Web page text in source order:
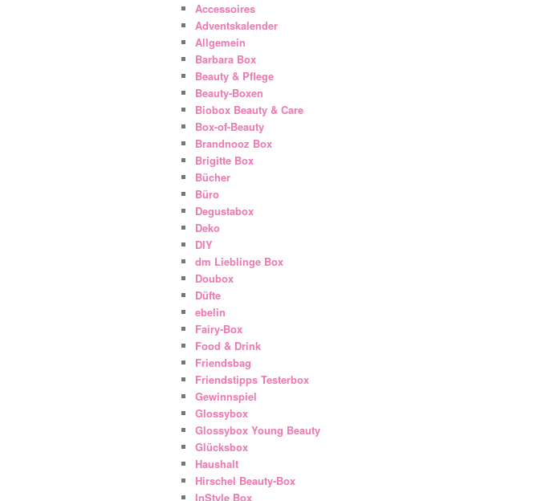
Accessoires
Adventskalender
Allgemein
Barbara Box
Beauty & Pflege
Beauty-Boxen
Biobox Beauty & Care
Box-of-Beauty
Brandnooz Box
Brigitte Box
Bücher
Büro
Degustabox
Deko
DIY
dm Lieblinge Box
Doubox
Düfte
ebelin
Fairy-Box
Food & Drink
Friendsbag
Friendstipps Testerbox
Gewinnspiel
Glossybox
Glossybox Young Beauty
Glücksbox
Haushalt
Hirschel Beauty-Box
InStyle Box